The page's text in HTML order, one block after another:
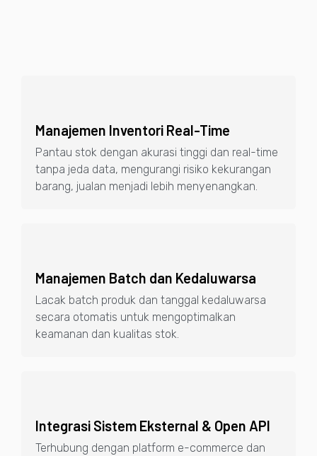
Manajemen Inventori Real-Time
Pantau stok dengan akurasi tinggi dan real-time
tanpa jeda data, mengurangi risiko kekurangan
barang, jualan menjadi lebih menyenangkan.
Manajemen Batch dan Kedaluwarsa
Lacak batch produk dan tanggal kedaluwarsa
secara otomatis untuk mengoptimalkan
keamanan dan kualitas stok.
Integrasi Sistem Eksternal & Open API
Terhubung dengan platform e-commerce dan